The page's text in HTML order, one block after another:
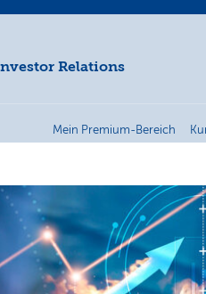
Relations
Mein Premium-Bereich